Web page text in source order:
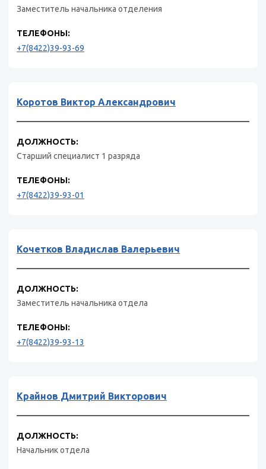
Заместитель начальника отделения
ТЕЛЕФОНЫ:
+7(8422)39-93-69
Коротов Виктор Александрович
ДОЛЖНОСТЬ:
Старший специалист 1 разряда
ТЕЛЕФОНЫ:
+7(8422)39-93-01
Кочетков Владислав Валерьевич
ДОЛЖНОСТЬ:
Заместитель начальника отдела
ТЕЛЕФОНЫ:
+7(8422)39-93-13
Крайнов Дмитрий Викторович
ДОЛЖНОСТЬ:
Начальник отдела